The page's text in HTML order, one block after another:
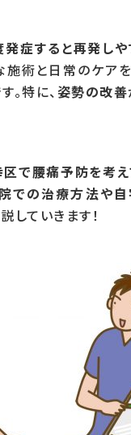
症すると再発しや
施術と日常のケア
。特に、 姿勢の改善
で腰痛予防を考
院での治療方法や
していきます！